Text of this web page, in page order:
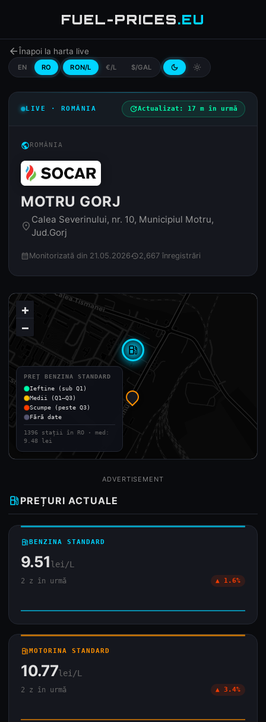
FUEL-PRICES.EU
arrow_backÎnapoi la harta live
EN RO RON/L €/L $/GAL dark_mode light_mode
LIVE · ROMÂNIA updateActualizat: 17 m în urmă
publicROMÂNIA
MOTRU GORJ
place
Calea Severinului, nr. 10, Municipiul Motru,
Jud.Gorj
calendar_month Monitorizată din 21.05.2026history2,667 înregistrări
local_gas_station
+
−
PREȚ BENZINA STANDARD
Ieftine (sub Q1)
Medii (Q1–Q3)
Scumpe (peste Q3)
Fără date
1396 stații în RO · med:
9.48 lei
ADVERTISEMENT
local_gas_station PREȚURI ACTUALE
local_gas_stationBENZINA STANDARD
9.51lei/L
2 z în urmă ▲ 1.6%
local_gas_stationMOTORINA STANDARD
10.77lei/L
2 z în urmă ▲ 3.4%